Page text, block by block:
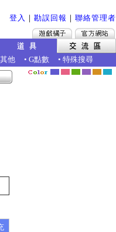
登入 ｜ 勘誤回報 ｜ 聯絡管理者
其他 • G點數 • 特殊搜尋